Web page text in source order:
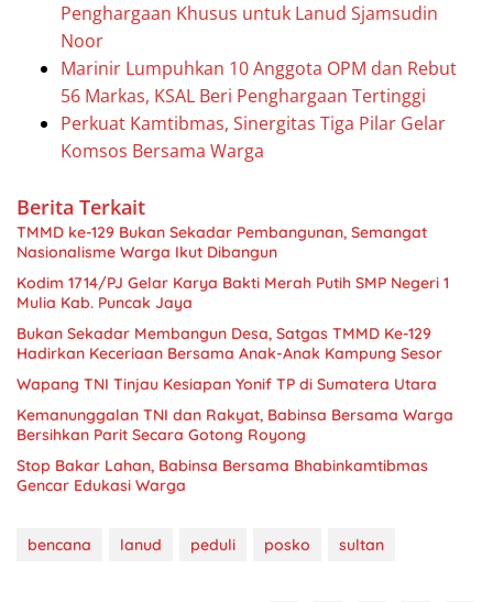
Penghargaan Khusus untuk Lanud Sjamsudin
Noor
Marinir Lumpuhkan 10 Anggota OPM dan Rebut
56 Markas, KSAL Beri Penghargaan Tertinggi
Perkuat Kamtibmas, Sinergitas Tiga Pilar Gelar
Komsos Bersama Warga ‎
Berita Terkait
TMMD ke-129 Bukan Sekadar Pembangunan, Semangat
Nasionalisme Warga Ikut Dibangun
Kodim 1714/PJ Gelar Karya Bakti Merah Putih SMP Negeri 1
Mulia Kab. Puncak Jaya
Bukan Sekadar Membangun Desa, Satgas TMMD Ke-129
Hadirkan Keceriaan Bersama Anak-Anak Kampung Sesor
Wapang TNI Tinjau Kesiapan Yonif TP di Sumatera Utara
Kemanunggalan TNI dan Rakyat, Babinsa Bersama Warga
Bersihkan Parit Secara Gotong Royong
Stop Bakar Lahan, Babinsa Bersama Bhabinkamtibmas
Gencar Edukasi Warga
bencana lanud peduli posko sultan